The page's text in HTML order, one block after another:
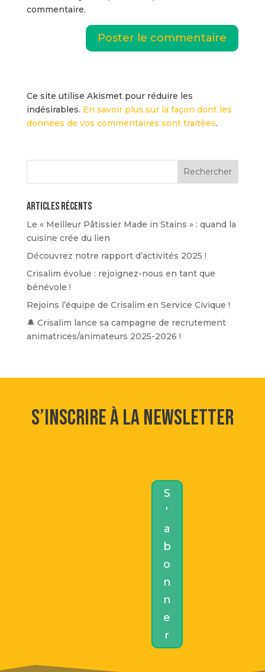
commentaire.
Ce site utilise Akismet pour réduire les
indésirables. En savoir plus sur la façon dont les
données de vos commentaires sont traitées.
Articles récents
Le « Meilleur Pâtissier Made in Stains » : quand la
cuisine crée du lien
Découvrez notre rapport d’activités 2025 !
Crisalim évolue : rejoignez-nous en tant que
bénévole !
Rejoins l’équipe de Crisalim en Service Civique !
🔔 Crisalim lance sa campagne de recrutement
animatrices/animateurs 2025-2026 !
S’inscrire à la newsletter
S
'
a
b
o
n
n
e
r